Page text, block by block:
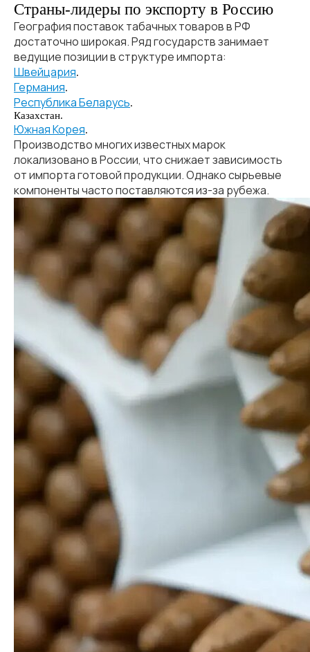
Страны-лидеры по экспорту в Россию
География поставок табачных товаров в РФ
достаточно широкая. Ряд государств занимает
ведущие позиции в структуре импорта:
Швейцария.
Германия.
Республика Беларусь.
Казахстан.
Южная Корея.
Производство многих известных марок
локализовано в России, что снижает зависимость
от импорта готовой продукции. Однако сырьевые
компоненты часто поставляются из-за рубежа.